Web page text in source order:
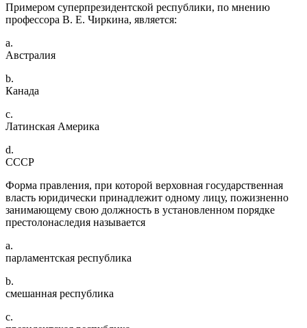
Примером суперпрезидентской республики, по мнению
профессора В. Е. Чиркина, является:
a.
Австралия
b.
Канада
c.
Латинская Америка
d.
СССР
Форма правления, при которой верховная государственная
власть юридически принадлежит одному лицу, пожизненно
занимающему свою должность в установленном порядке
престолонаследия называется
a.
парламентская республика
b.
смешанная республика
c.